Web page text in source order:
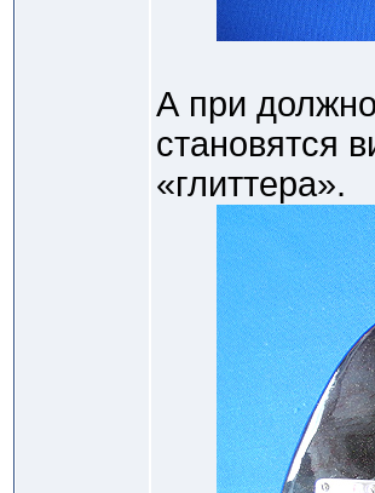
А при
становятся
«глиттера».